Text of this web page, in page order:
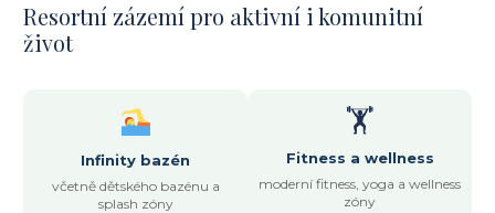
Resortní zázemí pro aktivní i komunitní
život
Infinity bazén
včetně dětského bazénu a
splash zóny
🏋️
Fitness a wellness
moderní fitness, yoga a wellness
zóny